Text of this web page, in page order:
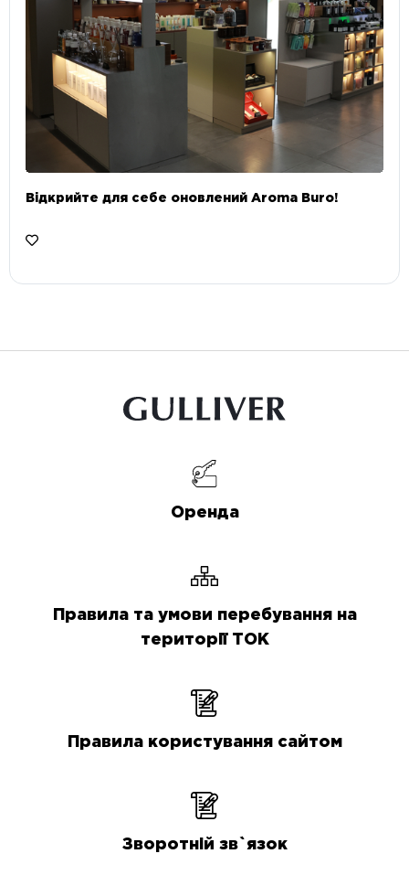
Відкрийте для себе оновлений Aroma Buro! ⠀
Оренда
Правила та умови перебування на
території ТОК
Правила користування сайтом
Зворотній зв`язок